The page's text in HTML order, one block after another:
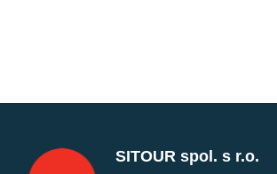
SITOUR spol. s r.o.